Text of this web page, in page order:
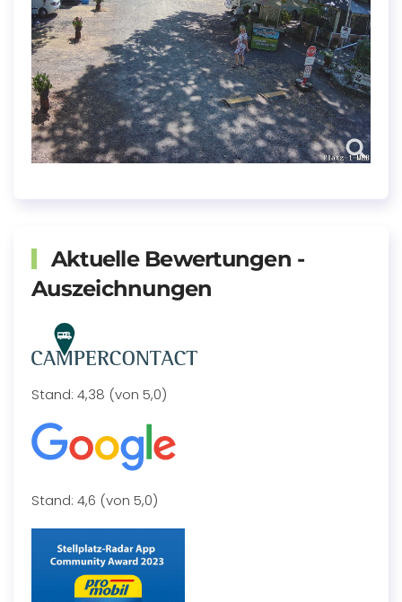
Aktuelle Bewertungen -
Auszeichnungen
Stand: 4,38 (von 5,0)
Stand: 4,6 (von 5,0)